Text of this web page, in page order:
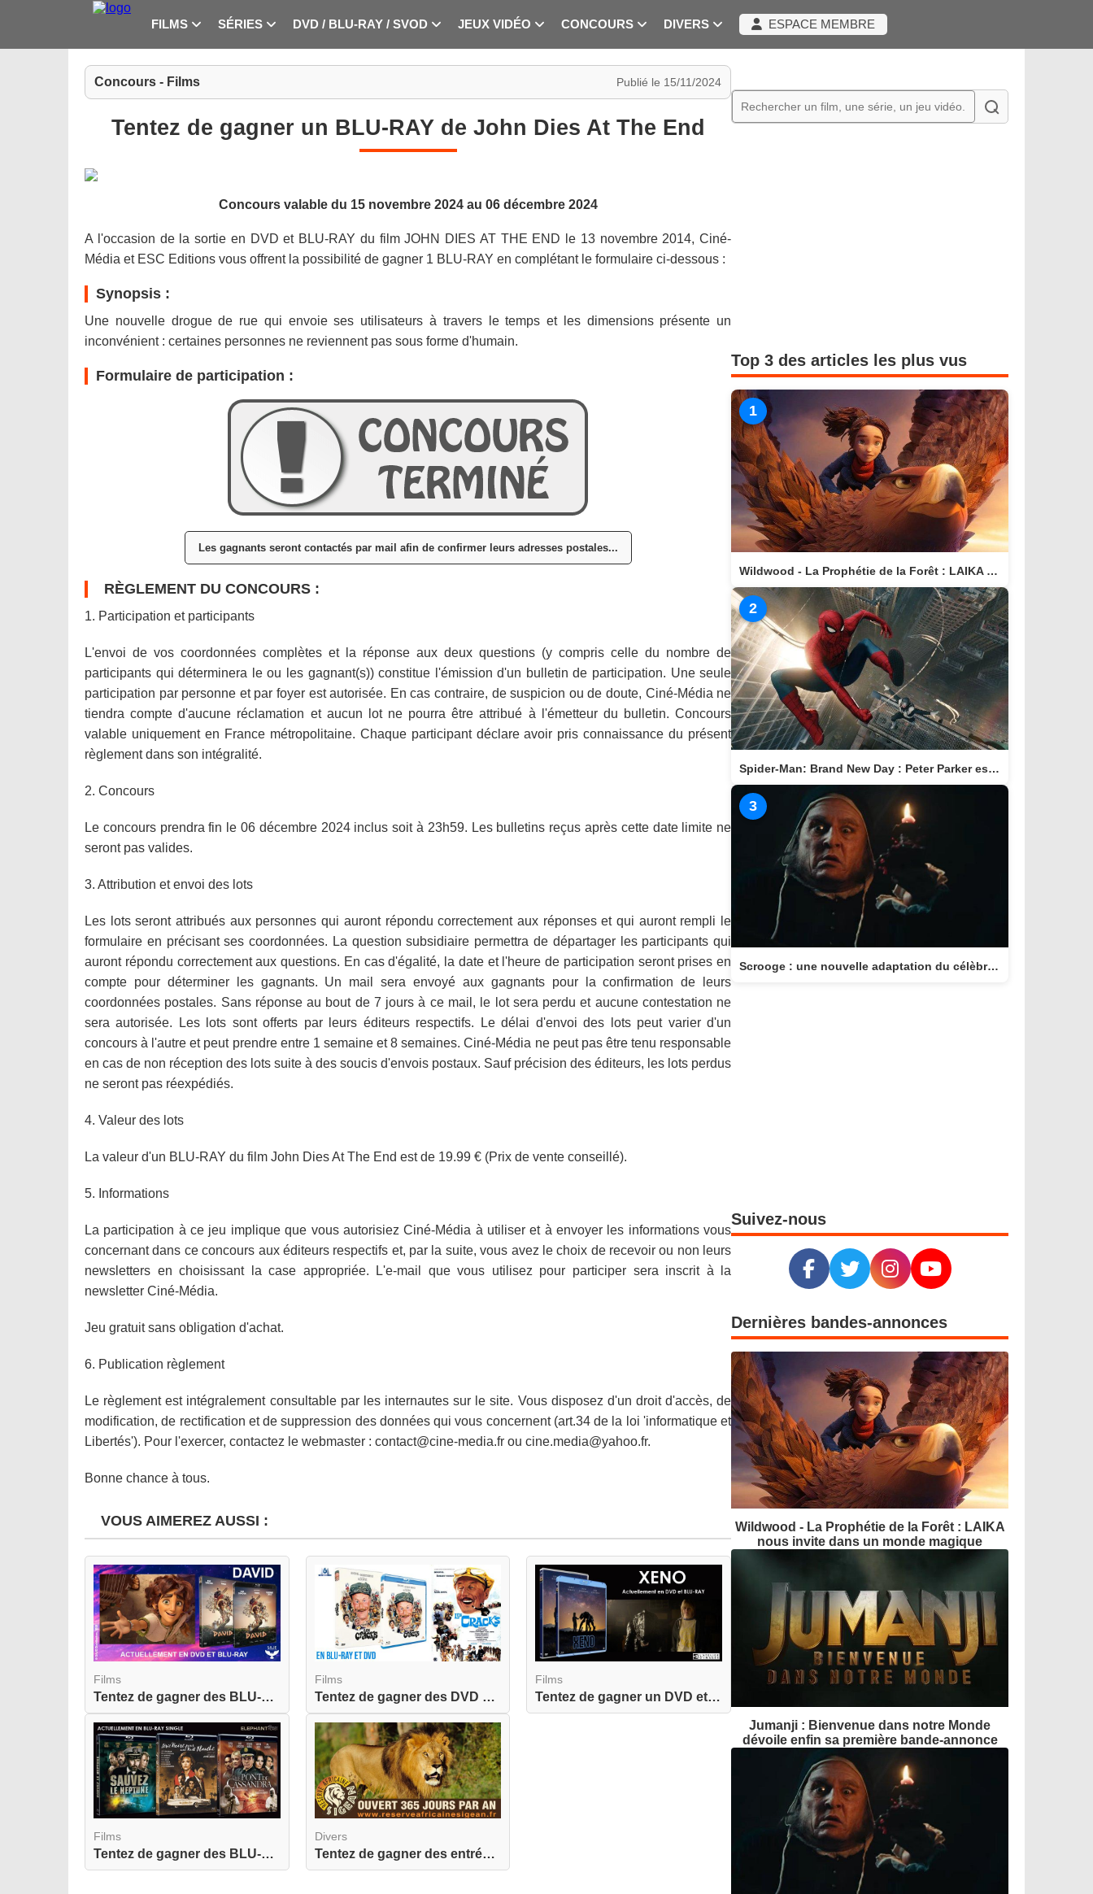
FILMS SÉRIES DVD / BLU-RAY / SVOD JEUX VIDÉO CONCOURS DIVERS ESPACE MEMBRE
Concours - Films Publié le 15/11/2024
Tentez de gagner un BLU-RAY de John Dies At The End
Concours valable du 15 novembre 2024 au 06 décembre 2024
A l'occasion de la sortie en DVD et BLU-RAY du film JOHN DIES AT THE END le 13 novembre 2014, Ciné-
Média et ESC Editions vous offrent la possibilité de gagner 1 BLU-RAY en complétant le formulaire ci-dessous :
Synopsis :
Une nouvelle drogue de rue qui envoie ses utilisateurs à travers le temps et les dimensions présente un
inconvénient : certaines personnes ne reviennent pas sous forme d'humain.
Formulaire de participation :
Les gagnants seront contactés par mail afin de confirmer leurs adresses postales...
RÈGLEMENT DU CONCOURS :
1. Participation et participants
L'envoi de vos coordonnées complètes et la réponse aux deux questions (y compris celle du nombre de
participants qui déterminera le ou les gagnant(s)) constitue l'émission d'un bulletin de participation. Une seule
participation par personne et par foyer est autorisée. En cas contraire, de suspicion ou de doute, Ciné-Média ne
tiendra compte d'aucune réclamation et aucun lot ne pourra être attribué à l'émetteur du bulletin. Concours
valable uniquement en France métropolitaine. Chaque participant déclare avoir pris connaissance du présent
règlement dans son intégralité.
2. Concours
Le concours prendra fin le 06 décembre 2024 inclus soit à 23h59. Les bulletins reçus après cette date limite ne
seront pas valides.
3. Attribution et envoi des lots
Les lots seront attribués aux personnes qui auront répondu correctement aux réponses et qui auront rempli le
formulaire en précisant ses coordonnées. La question subsidiaire permettra de départager les participants qui
auront répondu correctement aux questions. En cas d'égalité, la date et l'heure de participation seront prises en
compte pour déterminer les gagnants. Un mail sera envoyé aux gagnants pour la confirmation de leurs
coordonnées postales. Sans réponse au bout de 7 jours à ce mail, le lot sera perdu et aucune contestation ne
sera autorisée. Les lots sont offerts par leurs éditeurs respectifs. Le délai d'envoi des lots peut varier d'un
concours à l'autre et peut prendre entre 1 semaine et 8 semaines. Ciné-Média ne peut pas être tenu responsable
en cas de non réception des lots suite à des soucis d'envois postaux. Sauf précision des éditeurs, les lots perdus
ne seront pas réexpédiés.
4. Valeur des lots
La valeur d'un BLU-RAY du film John Dies At The End est de 19.99 € (Prix de vente conseillé).
5. Informations
La participation à ce jeu implique que vous autorisiez Ciné-Média à utiliser et à envoyer les informations vous
concernant dans ce concours aux éditeurs respectifs et, par la suite, vous avez le choix de recevoir ou non leurs
newsletters en choisissant la case appropriée. L'e-mail que vous utilisez pour participer sera inscrit à la
newsletter Ciné-Média.
Jeu gratuit sans obligation d'achat.
6. Publication règlement
Le règlement est intégralement consultable par les internautes sur le site. Vous disposez d'un droit d'accès, de
modification, de rectification et de suppression des données qui vous concernent (art.34 de la loi 'informatique et
Libertés'). Pour l'exercer, contactez le webmaster : contact@cine-media.fr ou cine.media@yahoo.fr.
Bonne chance à tous.
VOUS AIMEREZ AUSSI :
Films
Tentez de gagner des BLU-RAY de David
Films
Tentez de gagner des DVD et un BLU-RAY de Les Cr...
Films
Tentez de gagner un DVD et un BLU-RAY de Xeno
Films
Tentez de gagner des BLU-RAY de Sauvez le Neptun...
Divers
Tentez de gagner des entrées pour la Réserve Afr...
Top 3 des articles les plus vus
1
Wildwood - La Prophétie de la Forêt : LAIKA nous invite dans un monde magique
2
Spider-Man: Brand New Day : Peter Parker est de retour au cinéma le 29 juillet
3
Scrooge : une nouvelle adaptation du célèbre conte arrive au cinéma le 11 novembre
Suivez-nous
Dernières bandes-annonces
Wildwood - La Prophétie de la Forêt : LAIKA
nous invite dans un monde magique
Jumanji : Bienvenue dans notre Monde
dévoile enfin sa première bande-annonce